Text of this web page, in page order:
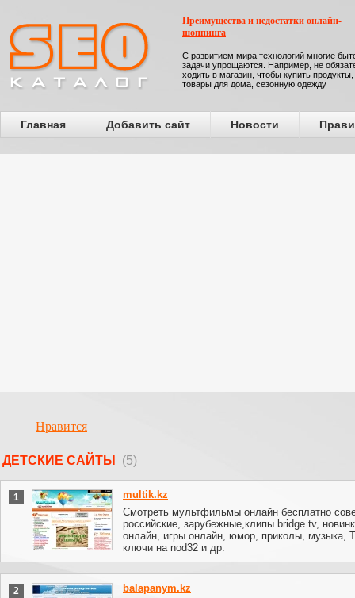
Преимущества и недостатки онлайн-
шоппинга
С развитием мира технологий многие
задачи упрощаются. Например, не
ходить в магазин, чтобы купить продукты,
товары для дома, сезонную одежду
Главная Добавить сайт Новости
Нравится
ДЕТСКИЕ САЙТЫ (5)
1
multik.kz
Смотреть мультфильмы онлайн бесплатно
российские, зарубежные,клипы bridge tv,
онлайн, игры онлайн, юмор, приколы, музыка,
ключи на nod32 и др.
2
balapanym.kz